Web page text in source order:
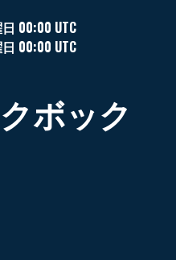
00:00 UTC
00:00 UTC
ボック